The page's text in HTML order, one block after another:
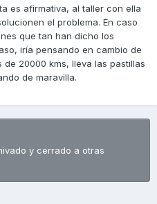
es afirmativa, al taller con ella
el problema. En caso
que tan han dicho los
iría pensando en cambio de
de 20000 kms, lleva las pastillas
de maravilla.
y cerrado a otras